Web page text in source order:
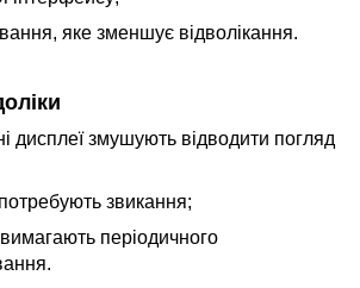
яке зменшує відволікання.
дисплеї змушують відводити погляд
звикання;
вимагають періодичного